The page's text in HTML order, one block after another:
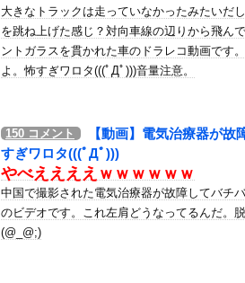
。こうなってもいい？」
椅子にされてたらｗｗｗ
る動画が拡散されてしまう…
熊本地震直後の日本の対応のスピードに世界が衝
人短小男
、爆笑されてしまうｗｗｗ
男のDNA鑑定をするがいいな？と問うと、元嫁
感染が2000％急増…ウクライナメディア！
絶え、様々な憶測が飛び交う。1週間ぶりの投...
！！！」
大きなトラックは走っていなかったみたいだ
を跳ね上げた感じ？対向車線の辺りから飛ん
ントガラスを貫かれた車のドラレコ動画です
よ。怖すぎワロタ(((ﾟДﾟ)))音量注意。
150 コメント
【動画】電気治療器が故
すぎワロタ(((ﾟДﾟ)))
やべええええｗｗｗｗｗｗ
中国で撮影された電気治療器が故障してバチ
のビデオです。これ左肩どうなってるんだ。
(@_@;)